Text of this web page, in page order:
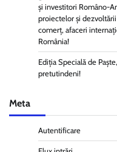
și investitori Româno-
proiectelor și
comerț, afaceri
România!
Ediția Specială de
pretutindeni!
Meta
Autentificare